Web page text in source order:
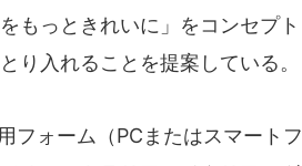
もっときれいに」をコンセプト
り入れることを提案している。
フォーム（PCまたはスマートフ